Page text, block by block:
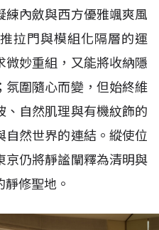
內斂與西方優雅颯爽風
拉門與模組化隔層的運
微妙重組，又能將收納隱
氛圍隨心而變，但始終維
自然肌理與有機紋飾的
自然世界的連結。縱使位
京仍將靜謐闡釋為清明與
修聖地。